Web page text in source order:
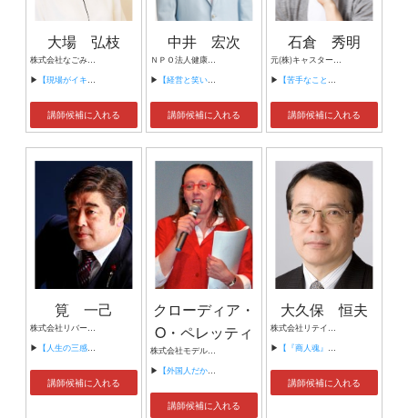
大場 弘枝
株式会社なごみ 代表取締役 接客コンテスト全国大会優勝(ファストフード) サービス接遇検定1級 人材開発コンサルタント 集客・CSコンサルタント 農山漁村発イノベーションサポートセンター専門家登録(中央・静岡・愛知)
▶ 【現場がイキイキと働くスタッフマネジメント】
講師候補に入れる
中井 宏次
ＮＰＯ法人健康笑い塾 主宰 薬剤師・日本笑い学会理事・日本産業ストレス学会元理事 岡山大学非常勤講師「『人間学講座』担当
▶ 【経営と笑い（ユーモア）】
講師候補に入れる
石倉 秀明
元(株)キャスター取締役CRO (公)山田進太朗D＆I財団COO
▶ 【苦手なことから逃げていい。ASD(自閉スペクトラム）とパニック障害をもつ私が見つけた自分が輝ける場所の探し方】
講師候補に入れる
筧 一己
株式会社リバース 代表取締役
▶ 【人生の三感王】
講師候補に入れる
クローディア・
O・ペレッティ
株式会社モデル・ランゲージ・スタジオ 取締役副社長
▶ 【外国人だから分かる日本人コミュニケーションの弱点と克服法】
講師候補に入れる
大久保 恒夫
株式会社リテイルサイエンス 代表取締役会長 株式会社セブン＆アイ・フードシステムズ 顧問
▶ 【『商人魂』で再生に挑む！】
講師候補に入れる